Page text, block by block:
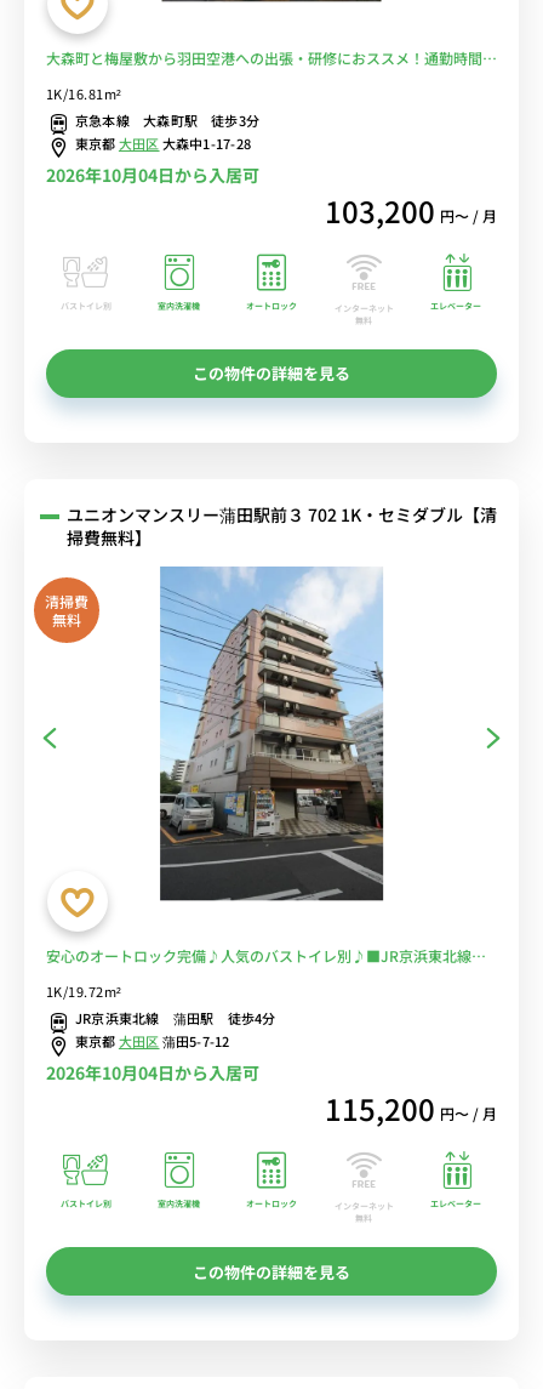
大森町と梅屋敷から羽田空港への出張・研修におススメ！通勤時間を
レンタル中！
1K/16.81m²
京急本線 大森町駅 徒歩3分
東京都大田区大森中1-17-28
2026年10月04日から入居可
103,200 円〜 / 月
バストイレ別 室内洗濯機 オートロック
インターネット
無料
エレベーター
この物件の詳細を見る
ユニオンマンスリー蒲田駅前３ 702 1K・セミダブル【清
掃費無料】
清掃費
無料
安心のオートロック完備♪人気のバストイレ別♪■JR京浜東北線
多数♪お仕事利用の人気大！■選べるWi-Fi格安レンタル中！
1K/19.72m²
JR京浜東北線 蒲田駅 徒歩4分
東京都大田区蒲田5-7-12
2026年10月04日から入居可
115,200 円〜 / 月
バストイレ別 室内洗濯機 オートロック
インターネット
無料
エレベーター
この物件の詳細を見る